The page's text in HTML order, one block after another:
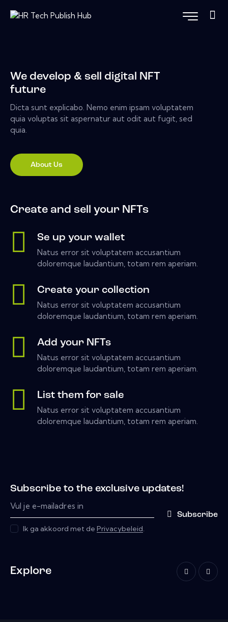
We develop & sell digital NFT
future
Dicta sunt explicabo. Nemo enim ipsam voluptatem
quia voluptas sit aspernatur aut odit aut fugit, sed
quia.
About Us
Create and sell your NFTs
Se up your wallet
Natus error sit voluptatem accusantium
doloremque laudantium, totam rem aperiam.
Create your collection
Natus error sit voluptatem accusantium
doloremque laudantium, totam rem aperiam.
Add your NFTs
Natus error sit voluptatem accusantium
doloremque laudantium, totam rem aperiam.
List them for sale
Natus error sit voluptatem accusantium
doloremque laudantium, totam rem aperiam.
Subscribe to the exclusive updates!
Subscribe
Ik ga akkoord met de Privacybeleid.
Explore